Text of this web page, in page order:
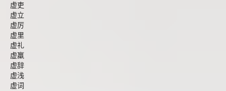
虚吏
虚立
虚厉
虚里
虚礼
虚羸
虚辞
虚浅
虚词